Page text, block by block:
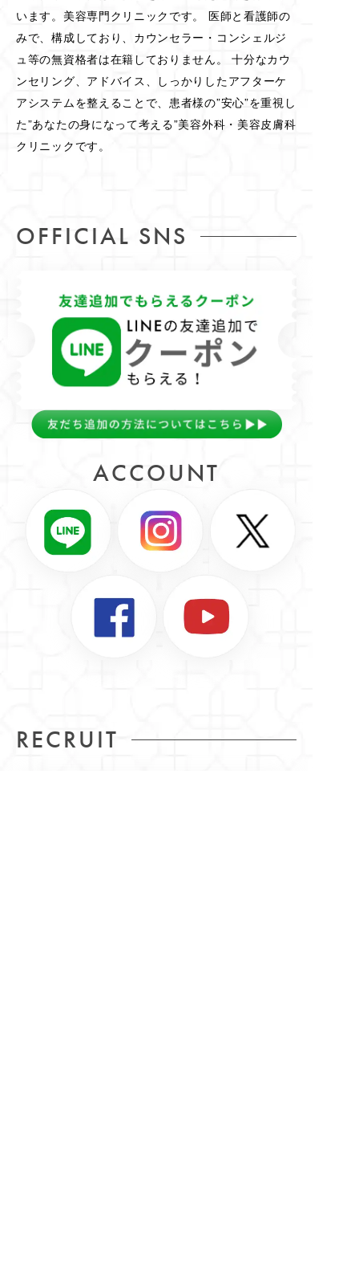
います。美容専門クリニックです。 医師と看護師の
みで、構成しており、カウンセラー・コンシェルジ
ュ等の無資格者は在籍しておりません。 十分なカウ
ンセリング、アドバイス、しっかりしたアフターケ
アシステムを整えることで、患者様の”安心”を重視し
た”あなたの身になって考える”美容外科・美容皮膚科
クリニックです。
OFFICIAL SNS
ACCOUNT
RECRUIT